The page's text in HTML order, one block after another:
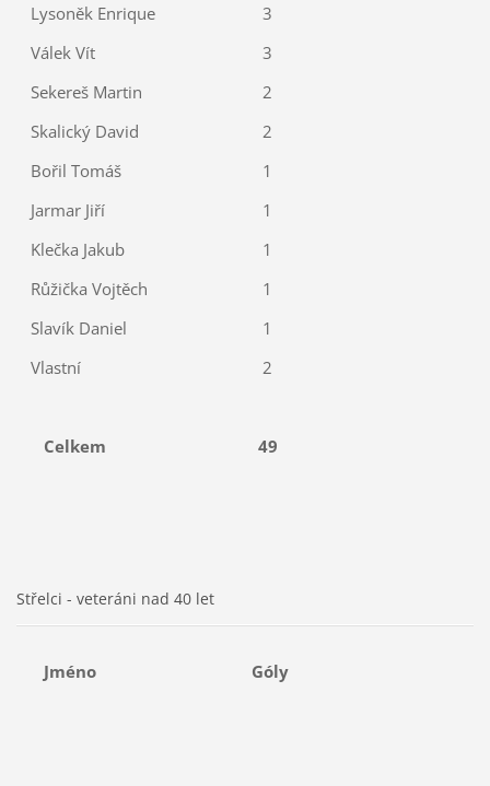
Lysoněk Enrique
3
Válek Vít
3
Sekereš Martin
2
Skalický David
2
Bořil Tomáš
1
Jarmar Jiří
1
Klečka Jakub
1
Růžička Vojtěch
1
Slavík Daniel
1
Vlastní
2
Celkem 49
Střelci - veteráni nad 40 let
Jméno Góly